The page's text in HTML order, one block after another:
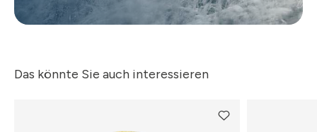
Das könnte Sie auch interessieren